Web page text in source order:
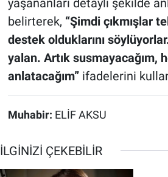
yaşananları detaylı şekilde
belirterek, “Şimdi çıkmışlar
destek olduklarını
yalan. Artık susmayacağım,
anlatacağım”ifadelerini
Muhabir: ELİF AKSU